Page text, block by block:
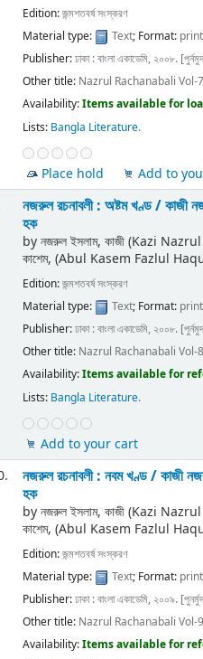
Edition:জন্মশতবর্ষ সংস্করণ
Material type:
Text; Format: print
Publisher:ঢাকা : বাংলা একাডেমি, ২০০৮.
Other title: Nazrul Rachanabali Vol-
Availability:Items available for
Lists: Bangla Literature.
Place hold
Add to
নজরুল রচনাবলী : অষ্টম খণ্ড /কাজী
হক
byনজরুল ইসলাম, কাজী (Kazi
কাশেম, (Abul Kasem Fazlul
Edition:জন্মশতবর্ষ সংস্করণ
Material type:
Text; Format: print
Publisher:ঢাকা : বাংলা একাডেমি, ২০০৮.
Other title: Nazrul Rachanabali Vol-
Availability:Items available for
Lists: Bangla Literature.
Add to your cart
নজরুল রচনাবলী : নবম খণ্ড /কাজী
হক
byনজরুল ইসলাম, কাজী (Kazi
কাশেম, (Abul Kasem Fazlul
Edition:জন্মশতবর্ষ সংস্করণ
Material type:
Text; Format: print
Publisher:ঢাকা : বাংলা একাডেমি, ২০০৯.
Other title: Nazrul Rachanabali Vol-
Availability:Items available for